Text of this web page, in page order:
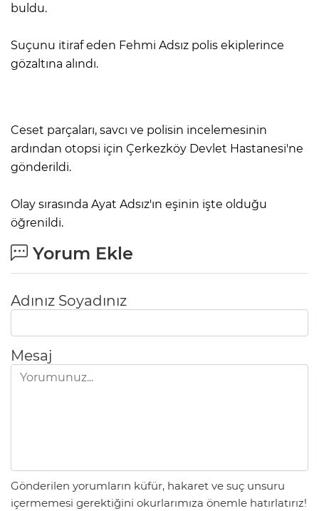
buldu.
Suçunu itiraf eden Fehmi Adsız polis ekiplerince
gözaltına alındı.
Ceset parçaları, savcı ve polisin incelemesinin
ardından otopsi için Çerkezköy Devlet Hastanesi'ne
gönderildi.
Olay sırasında Ayat Adsız'ın eşinin işte olduğu
öğrenildi.
Yorum Ekle
Adınız Soyadınız
Mesaj
Gönderilen yorumların küfür, hakaret ve suç unsuru
içermemesi gerektiğini okurlarımıza önemle hatırlatırız!